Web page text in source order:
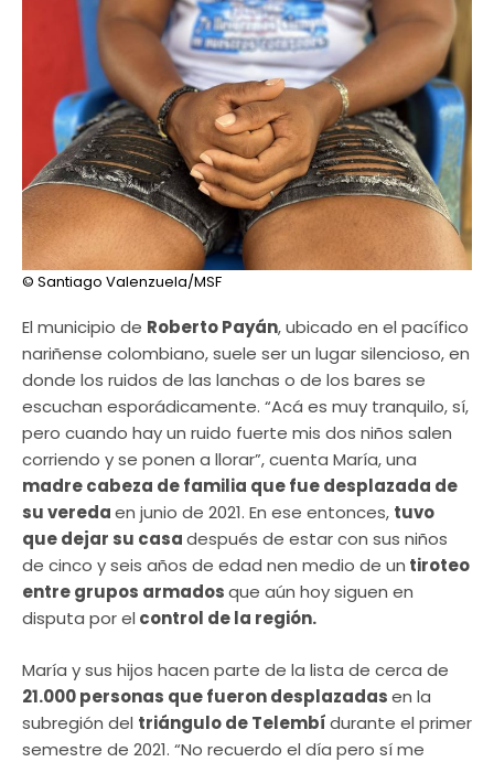
© Santiago Valenzuela/MSF
El municipio de Roberto Payán, ubicado en el pacífico
nariñense colombiano, suele ser un lugar silencioso, en
donde los ruidos de las lanchas o de los bares se
escuchan esporádicamente. “Acá es muy tranquilo, sí,
pero cuando hay un ruido fuerte mis dos niños salen
corriendo y se ponen a llorar”, cuenta María, una
madre cabeza de familia que fue desplazada de
su veredaen junio de 2021. En ese entonces, tuvo
que dejar su casadespués de estar con sus niños
de cinco y seis años de edad nen medio de un tiroteo
entre grupos armadosque aún hoy siguen en
disputa por el control de la región.
María y sus hijos hacen parte de la lista de cerca de
21.000 personas que fueron desplazadasen la
subregión del triángulo de Telembídurante el primer
semestre de 2021. “No recuerdo el día pero sí me